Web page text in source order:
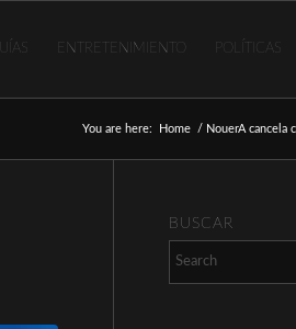
ENTRETENIMIENTO POLÍTICAS
You are here: Home / NouerA cancela
BUSCAR